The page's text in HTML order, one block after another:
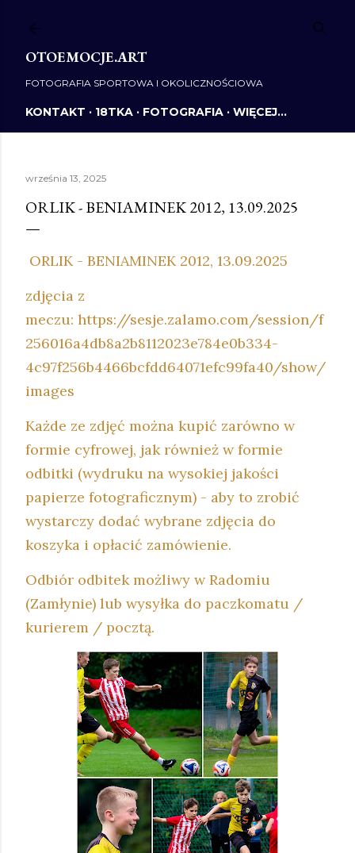
OTOEMOCJE.ART
FOTOGRAFIA SPORTOWA I OKOLICZNOŚCIOWA
KONTAKT 18TKA FOTOGRAFIA WIĘCEJ…
września 13, 2025
ORLIK - BENIAMINEK 2012, 13.09.2025
ORLIK - BENIAMINEK 2012, 13.09.2025
zdjęcia z
meczu: https://sesje.zalamo.com/session/f
256016a4db8a2b8112023e784e0b334-
4c97f256b4466bcfdd64071efc99fa40/show/
images
Każde ze zdjęć można kupić zarówno w
formie cyfrowej, jak również w formie
odbitki (wydruku na wysokiej jakości
papierze fotograficznym) - aby to zrobić
wystarczy dodać wybrane zdjęcia do
koszyka i opłacić zamówienie.
Odbiór odbitek możliwy w Radomiu
(Zamłynie) lub wysyłka do paczkomatu /
kurierem / pocztą.